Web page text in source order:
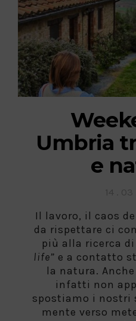
Umbria
e
Il lavoro, il caos
da rispettare ci
più alla ricerca di
life” e a contatto
la natura.
infatti non
spostiamo i nostri
mente verso